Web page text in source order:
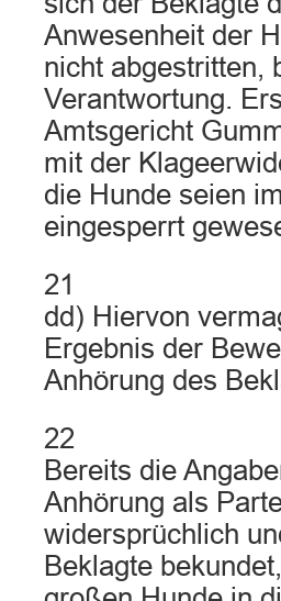
Anwesenheit der
nicht abgestritten,
Verantwortung.
Amtsgericht
mit der
die Hunde seien
eingesperrt
21
dd) Hiervon
Ergebnis der
Anhörung des
22
Bereits die
Anhörung als
widersprüchlich
Beklagte